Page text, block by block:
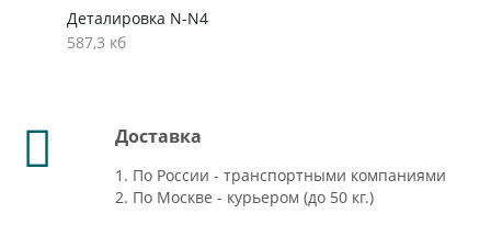
Деталировка N-N4
587,3 кб
Доставка
1. По России - транспортными компаниями
2. По Москве - курьером (до 50 кг.)